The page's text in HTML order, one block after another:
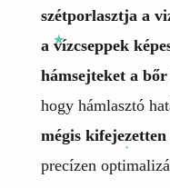
szétporlasztja a
a vízcseppek
hámsejteket a
hogy hámlasztó
mégis
precízen